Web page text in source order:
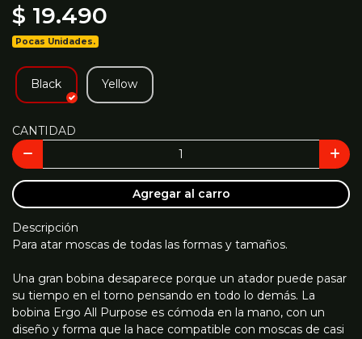
$ 19.490
Pocas Unidades.
Black Yellow
CANTIDAD
Agregar al carro
Descripción
Para atar moscas de todas las formas y tamaños.
Una gran bobina desaparece porque un atador puede pasar
su tiempo en el torno pensando en todo lo demás. La
bobina Ergo All Purpose es cómoda en la mano, con un
diseño y forma que la hace compatible con moscas de casi